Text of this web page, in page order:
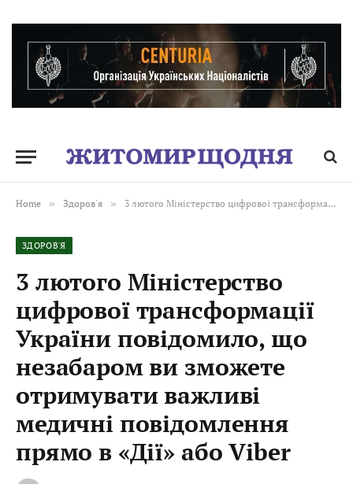
Home » Здоров'я » 3 лютого Міністерство цифрової трансформації України повідомило, що незабаром ви зможете отримувати важливі медичні повідомлення прямо в «Дії» або Viber
ЗДОРОВ'Я
3 лютого Міністерство
цифрової трансформації
України повідомило, що
незабаром ви зможете
отримувати важливі
медичні повідомлення
прямо в «Дії» або Viber